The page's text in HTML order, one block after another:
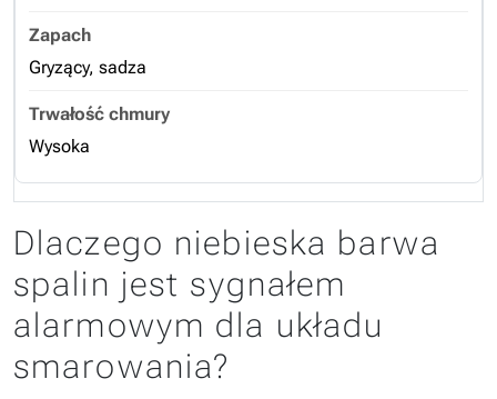
Gryzący, sadza
Wysoka
Dlaczego niebieska barwa
spalin jest sygnałem
alarmowym dla układu
smarowania?